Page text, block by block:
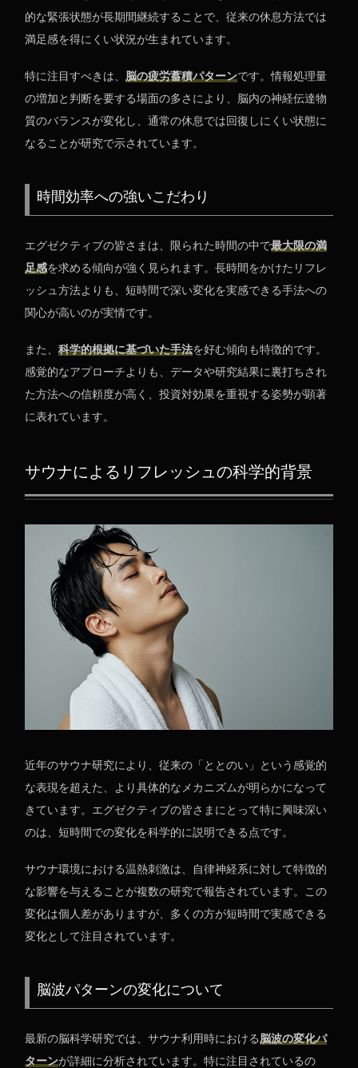
的な緊張状態が長期間継続することで、従来の休息方法では
満足感を得にくい状況が生まれています。
特に注目すべきは、脳の疲労蓄積パターンです。情報処理量
の増加と判断を要する場面の多さにより、脳内の神経伝達物
質のバランスが変化し、通常の休息では回復しにくい状態に
なることが研究で示されています。
時間効率への強いこだわり
エグゼクティブの皆さまは、限られた時間の中で最大限の満
足感を求める傾向が強く見られます。長時間をかけたリフレ
ッシュ方法よりも、短時間で深い変化を実感できる手法への
関心が高いのが実情です。
また、科学的根拠に基づいた手法を好む傾向も特徴的です。
感覚的なアプローチよりも、データや研究結果に裏打ちされ
た方法への信頼度が高く、投資対効果を重視する姿勢が顕著
に表れています。
サウナによるリフレッシュの科学的背景
近年のサウナ研究により、従来の「ととのい」という感覚的
な表現を超えた、より具体的なメカニズムが明らかになって
きています。エグゼクティブの皆さまにとって特に興味深い
のは、短時間での変化を科学的に説明できる点です。
サウナ環境における温熱刺激は、自律神経系に対して特徴的
な影響を与えることが複数の研究で報告されています。この
変化は個人差がありますが、多くの方が短時間で実感できる
変化として注目されています。
脳波パターンの変化について
最新の脳科学研究では、サウナ利用時における脳波の変化パ
ターンが詳細に分析されています。特に注目されているの